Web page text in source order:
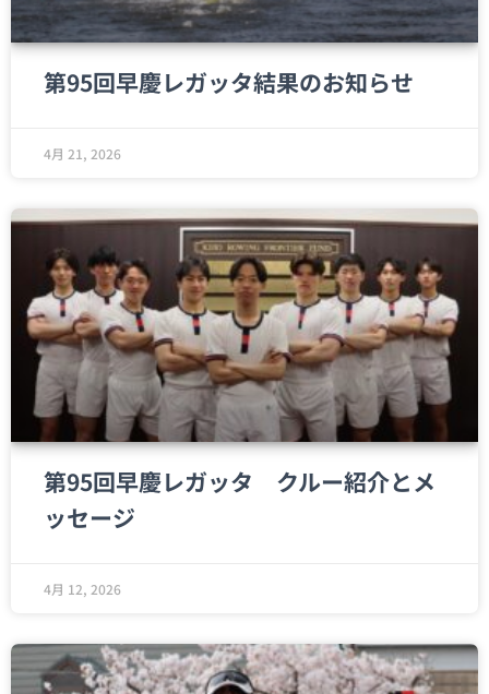
第95回早慶レガッタ結果のお知らせ
4月 21, 2026
第95回早慶レガッタ クルー紹介とメ
ッセージ
4月 12, 2026